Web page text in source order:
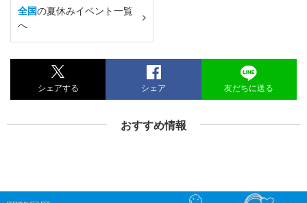
全国の夏休みイベント一覧
へ
シェアする シェア 友だちに送る
おすすめ情報